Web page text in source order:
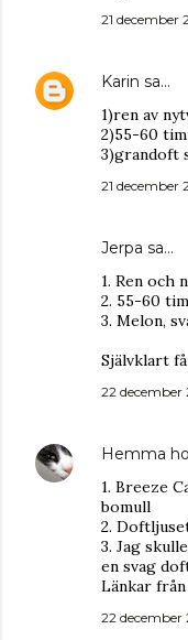
21 december
Karin sa…
1)ren av
2)55-60
3)grandoft
21 december
Jerpa sa…
1. Ren och
2. 55-60
3. Melon,
Självklart
22
Hemma
1. Breeze
bomull
2.
3. Jag
en svag
Länkar
22 december